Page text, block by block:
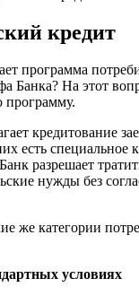
кредит
программа
Банка? На этот
программу.
кредитование
есть специальное
разрешает
нужды без
же категории
условиях